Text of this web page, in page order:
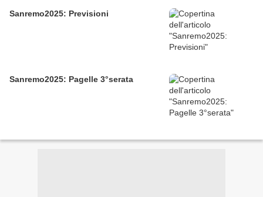
Sanremo2025: Previsioni
Sanremo2025: Pagelle 3°serata